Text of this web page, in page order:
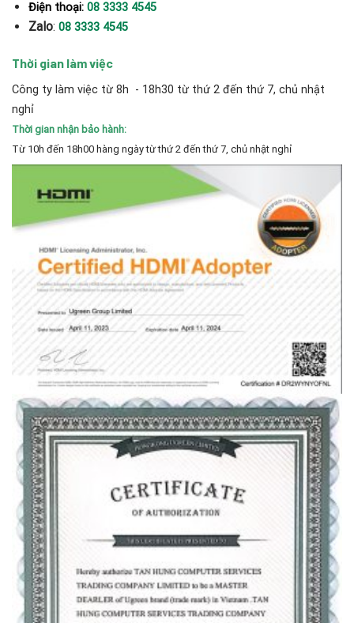
Điện thoại: 08 3333 4545
Zalo: 08 3333 4545
Thời gian làm việc
Công ty làm việc từ 8h - 18h30 từ thứ 2 đến thứ 7, chủ nhật
nghỉ
Thời gian nhận bảo hành:
Từ 10h đến 18h00 hàng ngày từ thứ 2 đến thứ 7, chủ nhật nghỉ